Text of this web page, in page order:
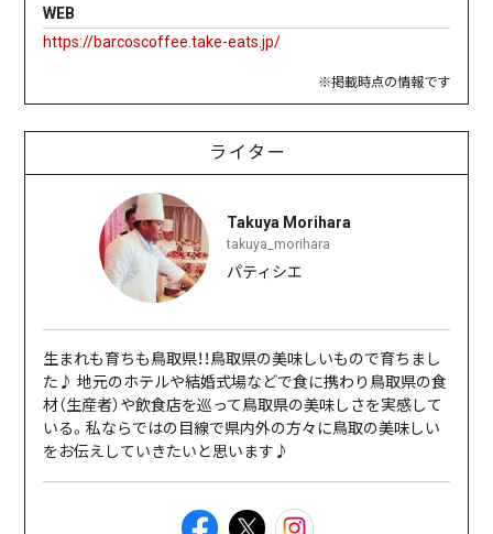
WEB
https://barcoscoffee.take-eats.jp/
※掲載時点の情報です
ライター
Takuya Morihara
takuya_morihara
パティシエ
生まれも育ちも鳥取県！！鳥取県の美味しいもので育ちまし
た♪ 地元のホテルや結婚式場などで食に携わり鳥取県の食
材（生産者）や飲食店を巡って鳥取県の美味しさを実感して
いる。私ならではの目線で県内外の方々に鳥取の美味しい
をお伝えしていきたいと思います♪